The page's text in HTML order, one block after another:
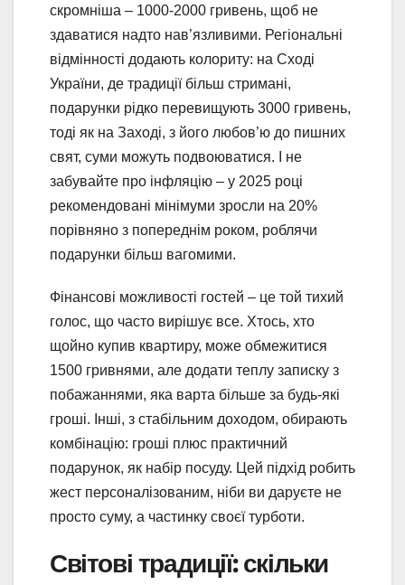
скромніша – 1000-2000 гривень, щоб не
здаватися надто нав’язливими. Регіональні
відмінності додають колориту: на Сході
України, де традиції більш стримані,
подарунки рідко перевищують 3000 гривень,
тоді як на Заході, з його любов’ю до пишних
свят, суми можуть подвоюватися. І не
забувайте про інфляцію – у 2025 році
рекомендовані мінімуми зросли на 20%
порівняно з попереднім роком, роблячи
подарунки більш вагомими.
Фінансові можливості гостей – це той тихий
голос, що часто вирішує все. Хтось, хто
щойно купив квартиру, може обмежитися
1500 гривнями, але додати теплу записку з
побажаннями, яка варта більше за будь-які
гроші. Інші, з стабільним доходом, обирають
комбінацію: гроші плюс практичний
подарунок, як набір посуду. Цей підхід робить
жест персоналізованим, ніби ви даруєте не
просто суму, а частинку своєї турботи.
Світові традиції: скільки